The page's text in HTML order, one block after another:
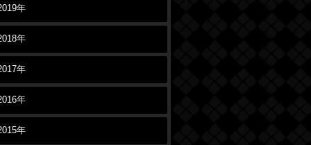
年
年
年
年
年